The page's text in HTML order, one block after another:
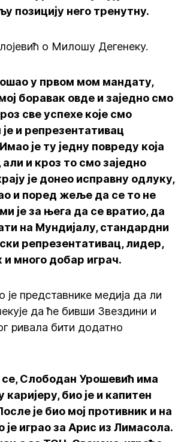
позицију него тренутну.
о Милошу Дегенеку.
у првом мом мандату,
боравак овде и заједно смо
све успехе које смо
и репрезентативац
је ту једну повреду која
али и кроз то смо заједно
је донео исправну одлуку,
и поред жеље да се то не
је за њега да се вратио, да
на Мундијалу, стандардни
репрезентативац, лидер,
много добар играч.
је представнике медија да ли
да ће бивши Звездини и
ривала бити додатно
Слободан Урошевић има
био је и капитен
је био мој противник и на
је играо за Арис из Лимасола.